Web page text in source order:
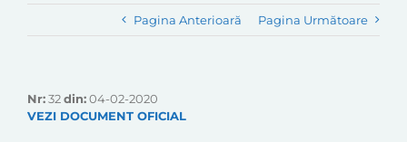
Pagina Anterioară Pagina Următoare
Nr:32din:04-02-2020
VEZI DOCUMENT OFICIAL